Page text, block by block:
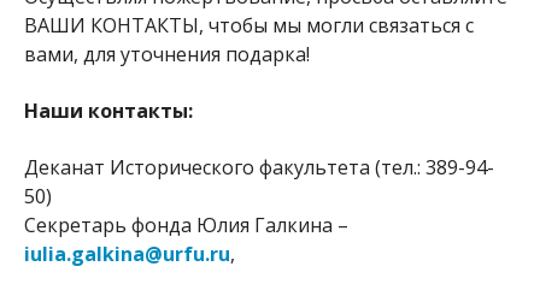
ВАШИ КОНТАКТЫ, чтобы мы могли связаться с
вами, для уточнения подарка!
Наши контакты:
Деканат Исторического факультета (тел.: 389-94-
50)
Секретарь фонда Юлия Галкина –
iulia.galkina@urfu.ru,